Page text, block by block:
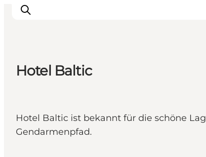
Erlebnisse
Unterkünfte
Reiseplanung
Hotel Baltic
Hotel Baltic ist bekannt für die schöne
Gendarmenpfad.